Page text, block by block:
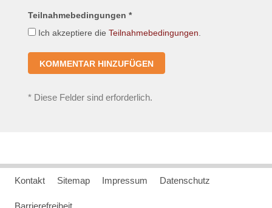
Teilnahmebedingungen *
Ich akzeptiere die Teilnahmebedingungen
*Diese Felder sind erforderlich.
Kontakt Sitemap Impressum Datenschutz